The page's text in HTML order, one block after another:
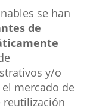
se han
de
y/o
mercado de
reutilización